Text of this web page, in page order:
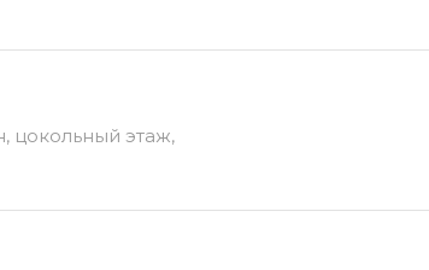
цокольный этаж,